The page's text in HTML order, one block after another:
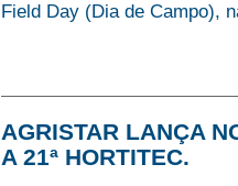
Field Day (Dia de Campo),
AGRISTAR LANÇA
A 21ª HORTITEC.